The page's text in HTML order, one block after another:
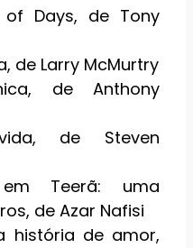
Days, de Tony
de Larry McMurtry
de Anthony
de Steven
Teerã: uma
de Azar Nafisi
história de amor,